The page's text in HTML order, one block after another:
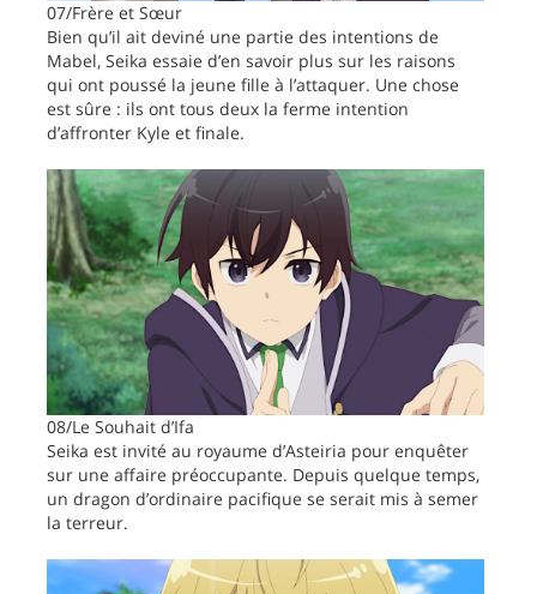
07/Frère et Sœur
Bien qu’il ait deviné une partie des intentions de
Mabel, Seika essaie d’en savoir plus sur les raisons
qui ont poussé la jeune fille à l’attaquer. Une chose
est sûre : ils ont tous deux la ferme intention
d’affronter Kyle et finale.
08/Le Souhait d’Ifa
Seika est invité au royaume d’Asteiria pour enquêter
sur une affaire préoccupante. Depuis quelque temps,
un dragon d’ordinaire pacifique se serait mis à semer
la terreur.